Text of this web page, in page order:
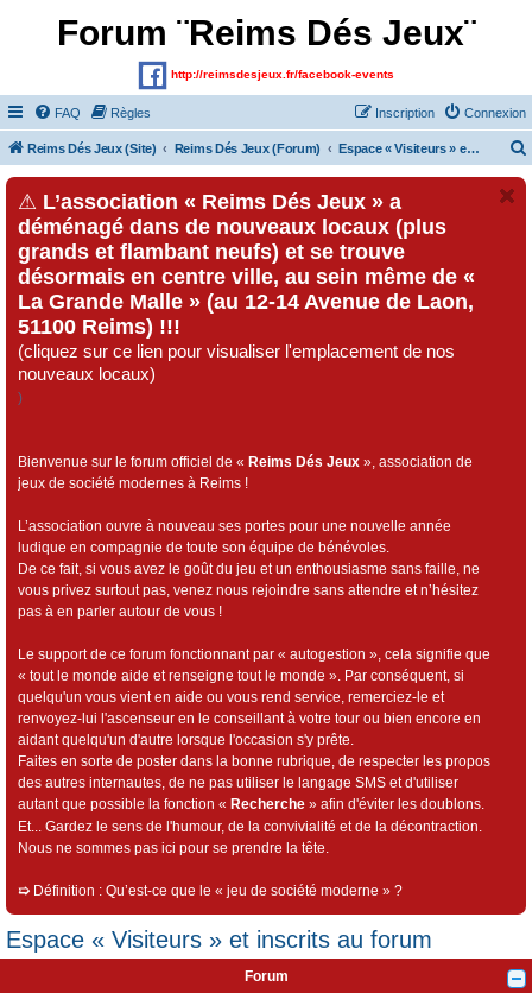
Forum ¨Reims Dés Jeux¨
http://reimsdesjeux.fr/facebook-events
FAQ Règles Connexion
Inscription
Reims Dés Jeux (Site) Reims Dés Jeux (Forum) Espace « Visiteurs » et inscrits au forum
⚠ L’association « Reims Dés Jeux » a
déménagé dans de nouveaux locaux (plus
grands et flambant neufs) et se trouve
désormais en centre ville, au sein même de «
La Grande Malle » (au 12-14 Avenue de Laon,
51100 Reims) !!!
(cliquez sur ce lien pour visualiser l'emplacement de nos
nouveaux locaux)
)
Bienvenue sur le forum officiel de « Reims Dés Jeux », association de
jeux de société modernes à Reims !
L’association ouvre à nouveau ses portes pour une nouvelle année
ludique en compagnie de toute son équipe de bénévoles.
De ce fait, si vous avez le goût du jeu et un enthousiasme sans faille, ne
vous privez surtout pas, venez nous rejoindre sans attendre et n’hésitez
pas à en parler autour de vous !
Le support de ce forum fonctionnant par « autogestion », cela signifie que
« tout le monde aide et renseigne tout le monde ». Par conséquent, si
quelqu'un vous vient en aide ou vous rend service, remerciez-le et
renvoyez-lui l'ascenseur en le conseillant à votre tour ou bien encore en
aidant quelqu'un d'autre lorsque l'occasion s'y prête.
Faites en sorte de poster dans la bonne rubrique, de respecter les propos
des autres internautes, de ne pas utiliser le langage SMS et d'utiliser
autant que possible la fonction « Recherche » afin d'éviter les doublons.
Et... Gardez le sens de l'humour, de la convivialité et de la décontraction.
Nous ne sommes pas ici pour se prendre la tête.
➯ Définition : Qu’est-ce que le « jeu de société moderne » ?
Espace « Visiteurs » et inscrits au forum
Forum